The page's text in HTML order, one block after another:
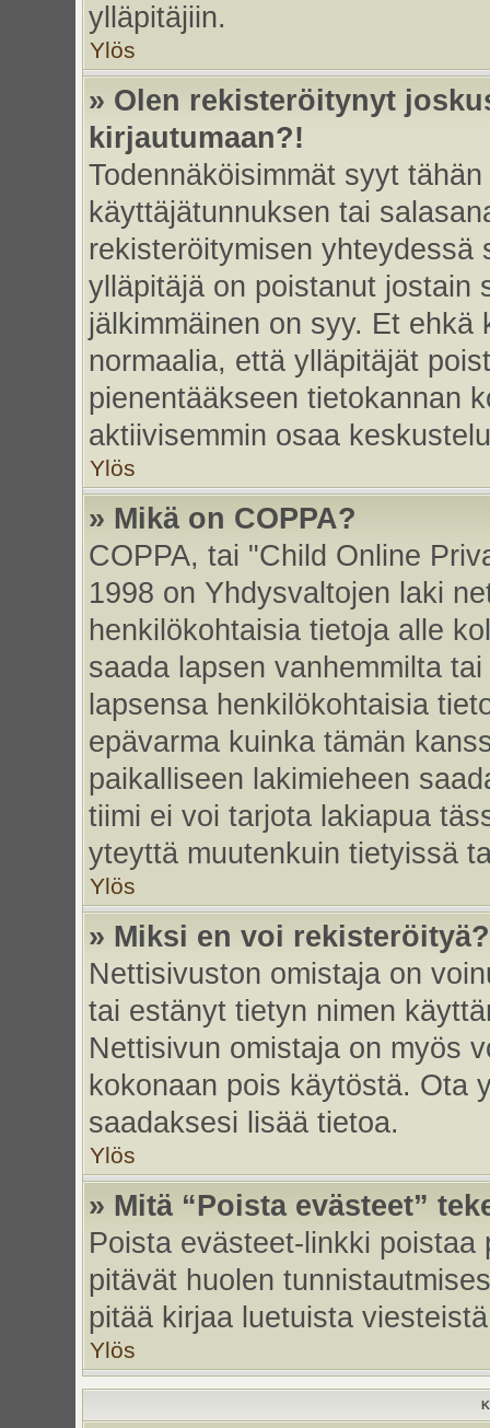
ylläpitäjiin.
Ylös
» Olen rekisteröitynyt
kirjautumaan?!
Todennäköisimmät syyt
käyttäjätunnuksen tai
rekisteröitymisen yhteydessä
ylläpitäjä on poistanut jostain
jälkimmäinen on syy. Et
normaalia, että ylläpitäjät
pienentääkseen tietokannan
aktiivisemmin osaa
Ylös
» Mikä on COPPA?
COPPA, tai "Child Online
1998 on Yhdysvaltojen laki
henkilökohtaisia tietoja alle
saada lapsen vanhemmilta
lapsensa henkilökohtaisia
epävarma kuinka tämän
paikalliseen lakimieheen
tiimi ei voi tarjota lakiapua
yteyttä muutenkuin tietyissä
Ylös
» Miksi en voi rekisteröityä?
Nettisivuston omistaja on
tai estänyt tietyn nimen
Nettisivun omistaja on myös
kokonaan pois käytöstä. Ota
saadaksesi lisää tietoa.
Ylös
» Mitä “Poista evästeet”
Poista evästeet-linkki
pitävät huolen
pitää kirjaa luetuista
Ylös